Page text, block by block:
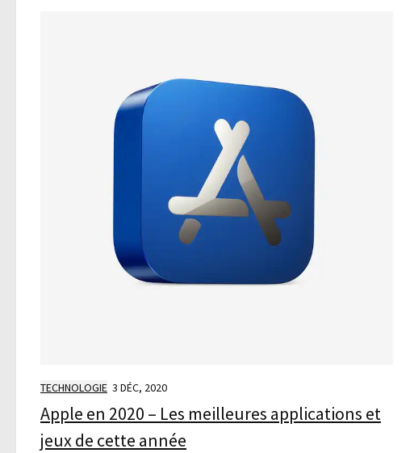
TECHNOLOGIE 3 DÉC, 2020
Apple en 2020 – Les meilleures applications et
jeux de cette année